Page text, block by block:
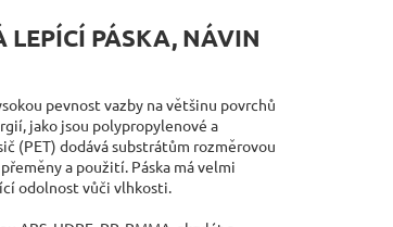
PÁSKA, NÁVIN
pevnost vazby na většinu povrchů
jako jsou polypropylenové a
(PET) dodává substrátům rozměrovou
a použití. Páska má velmi
odolnost vůči vlhkosti.